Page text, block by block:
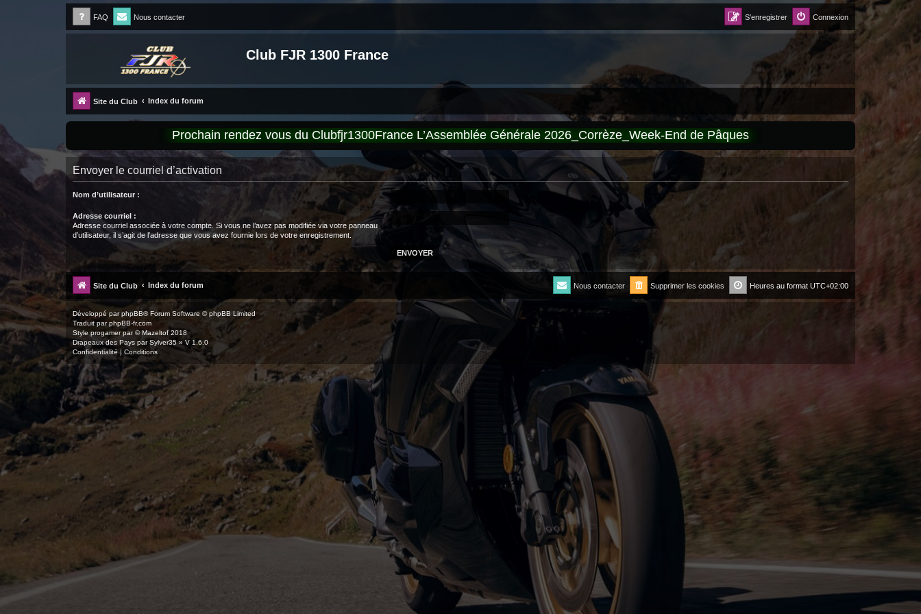
FAQ Nous contacter Connexion
S’enregistrer
Club FJR 1300 France
Site du Club Index du forum
Prochain rendez vous du Clubfjr1300France L’Assemblée Générale 2026_Corrèze_Week-End de Pâques
Envoyer le courriel d’activation
Nom d’utilisateur :
Adresse courriel :
Adresse courriel associée à votre compte. Si vous ne l’avez pas modifiée via votre panneau
d’utilisateur, il s’agit de l’adresse que vous avez fournie lors de votre enregistrement.
Site du Club Index du forum Heures au format UTC+02:00
Supprimer les cookies
Nous contacter
Développé parphpBB® Forum Software © phpBB Limited
Traduit parphpBB-fr.com
Style progamerpar ©Mazeltof 2018
Drapeaux des Pays par Sylver35» V 1.6.0
Confidentialité | Conditions